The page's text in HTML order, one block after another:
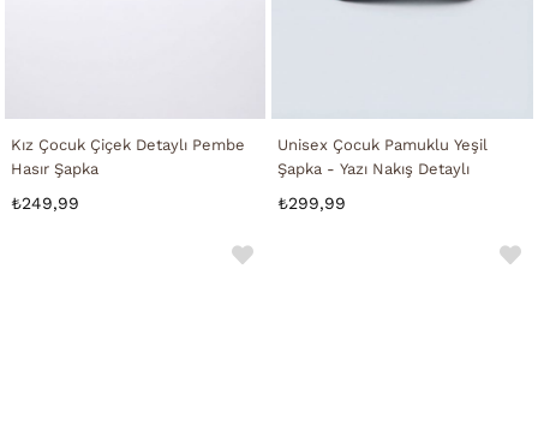
Kız Çocuk Çiçek Detaylı Pembe
Hasır Şapka
₺249,99
Unisex Çocuk Pamuklu Yeşil
Şapka - Yazı Nakış Detaylı
₺299,99